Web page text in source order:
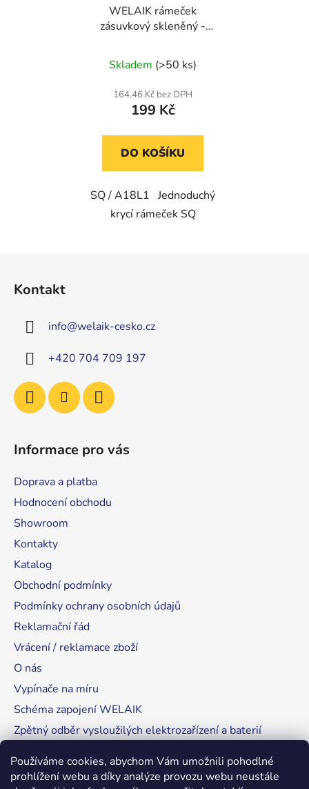
Používáme cookies, abychom Vám umožnili pohodlné
prohlížení webu a díky analýze provozu webu neustále
WELAIK rámeček
zásuvkový skleněný -
Skladem (>50 ks)
164,46 Kč bez DPH
199 Kč
DO KOŠÍKU
SQ / A18L1 Jednoduchý
krycí rámeček SQ
Kontakt
info@welaik-cesko.cz
+420 704 709 197
Informace pro vás
Doprava a platba
Hodnocení obchodu
Showroom
Kontakty
Katalog
Obchodní podmínky
Podmínky ochrany osobních údajů
Reklamační řád
Vrácení / reklamace zboží
O nás
Vypínače na míru
Schéma zapojení WELAIK
Zpětný odběr vysloužilých elektrozařízení a baterií